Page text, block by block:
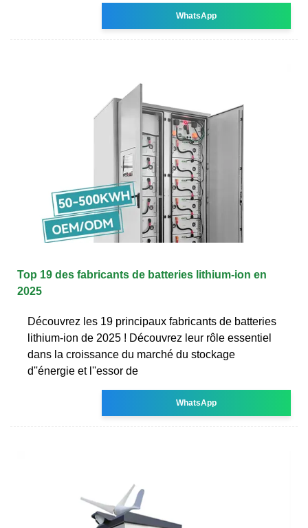
WhatsApp
Top 19 des fabricants de batteries lithium-ion en
2025
Découvrez les 19 principaux fabricants de batteries
lithium-ion de 2025 ! Découvrez leur rôle essentiel
dans la croissance du marché du stockage
d''énergie et l''essor de
WhatsApp